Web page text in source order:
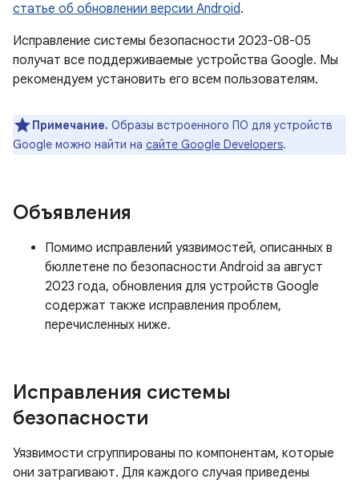
статье об обновлении версии Android.
Исправление системы безопасности 2023-08-05
получат все поддерживаемые устройства Google. Мы
рекомендуем установить его всем пользователям.
Примечание. Образы встроенного ПО для устройств
Google можно найти на сайте Google Developers.
Объявления
Помимо исправлений уязвимостей, описанных в
бюллетене по безопасности Android за август
2023 года, обновления для устройств Google
содержат также исправления проблем,
перечисленных ниже.
Исправления системы
безопасности
Уязвимости сгруппированы по компонентам, которые
они затрагивают. Для каждого случая приведены